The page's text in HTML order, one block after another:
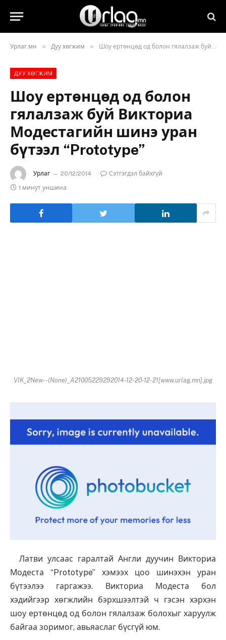
Урлаг.мн » Дуу хөгжим » Шоу ертөнцөд од болон гялалзаж буй Викториа Модестагийн шинэ уран бүтээл “Prototype”
ДУУ ХӨГЖИМ
Шоу ертөнцөд од болон
гялалзаж буй Викториа
Модестагийн шинэ уран
бүтээл “Prototype”
Урлаг 20/12/2014
Сэтгэгдэл байхгүй
1 минут уншина
VIK_2New--(None)_A21005229292014-12-20-12-21[www.urlag.mn].jpg
Латви улсаас гаралтай Англи дуучин Викториа
Модеста “Prototype” хэмээх цоо шинэхэн уран
бүтээлээ гаргажээ. Викториа Модеста бол
хэдийгээр хөгжлийн бэрхшээлтэй ч гэсэн хэрхэн
шоу ертөнцөд од болон гялалзаж болохыг харуулж
байгаа зоримог, авьяаслаг бүсгүй юм.